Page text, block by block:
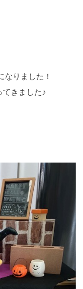
なりました！
てきました♪